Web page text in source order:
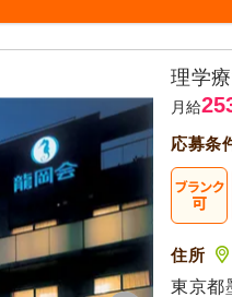
理学
月給
応募条
住所
東京都